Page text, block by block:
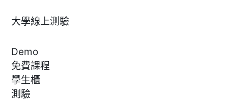
大學線上測驗
Demo
免費課程
學生櫃
測驗